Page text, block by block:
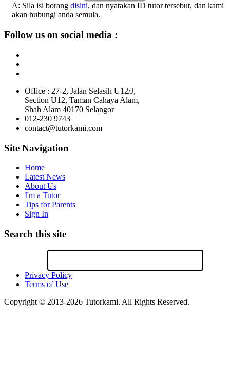
A: Sila isi borang disini, dan nyatakan ID tutor tersebut, dan kami
akan hubungi anda semula.
Follow us on social media :
Office : 27-2, Jalan Selasih U12/J,
Section U12, Taman Cahaya Alam,
Shah Alam 40170 Selangor
012-230 9743
contact@tutorkami.com
Site Navigation
Home
Latest News
About Us
I'm a Tutor
Tips for Parents
Sign In
Search this site
Privacy Policy
Terms of Use
Copyright © 2013-2026 Tutorkami. All Rights Reserved.